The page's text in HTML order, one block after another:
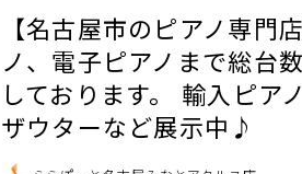
【名古屋市のピアノ専
ノ、電子ピアノまで総台
しております。 輸入ピ
ザウターなど展示中♪